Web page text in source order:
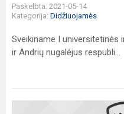
Paskelbta: 2021-05-14
Kategorija: Didžiuojamės
Sveikiname I universitetinės
ir Andrių nugalėjus respubli...